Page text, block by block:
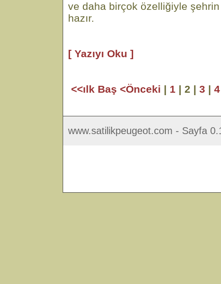
ve daha birçok özelliğiyle
hazır.
[ Yazıyı Oku ]
<<ılk Baş <Önceki | 1 | 2 | 3 | 4
www.satilikpeugeot.com - Sayfa